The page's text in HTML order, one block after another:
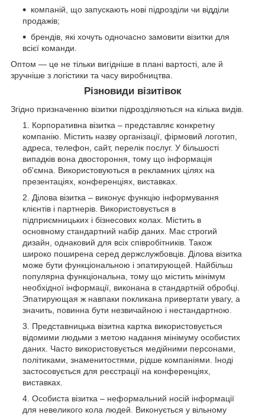
компаній, що запускають нові підрозділи чи відділи
продажів;
брендів, які хочуть одночасно замовити візитки для
всієї команди.
Оптом — це не тільки вигідніше в плані вартості, але й
зручніше з логістики та часу виробництва.
Різновиди візитівок
Згідно призначенню візитки підрозділяються на кілька видів.
Корпоративна візитка – представляє конкретну
компанію. Містить назву організації, фірмовий логотип,
адреса, телефон, сайт, перелік послуг. У більшості
випадків вона двостороння, тому що інформація
об'ємна. Використовуються в рекламних цілях на
презентаціях, конференціях, виставках.
Ділова візитка – виконує функцію інформування
клієнтів і партнерів. Використовується в
підприємницьких і бізнесових колах. Містить в
основному стандартний набір даних. Має строгий
дизайн, однаковий для всіх співробітників. Також
широко поширена серед держслужбовців. Ділова візитка
може бути функціональною і эпатирующей. Найбільш
популярна функціональна, тому що містить мінімум
необхідної інформації, виконана в стандартній обробці.
Эпатирующая ж навпаки покликана привертати увагу, а
значить, повинна бути незвичайною і нестандартною.
Представницька візитна картка використовується
відомими людьми з метою надання мінімуму особистих
даних. Часто використовується медійними персонами,
політиками, знаменитостями, рідше компаніями. Іноді
застосовується для реєстрації на конференціях,
виставках.
Особиста візитка – неформальний носій інформації
для невеликого кола людей. Виконується у вільному